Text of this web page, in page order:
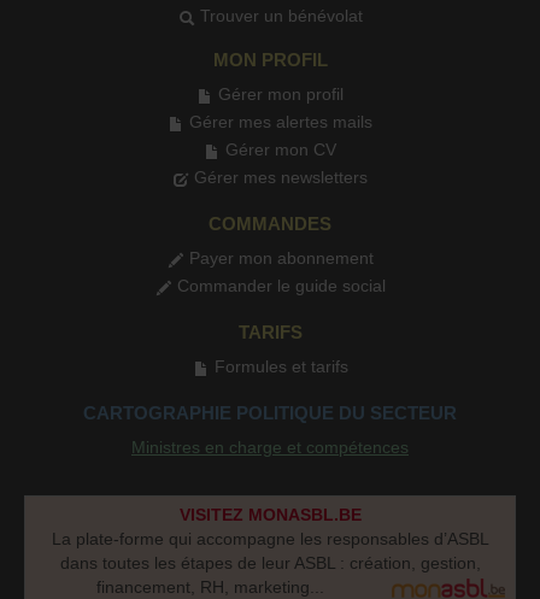
Trouver un bénévolat
MON PROFIL
Gérer mon profil
Gérer mes alertes mails
Gérer mon CV
Gérer mes newsletters
COMMANDES
Payer mon abonnement
Commander le guide social
TARIFS
Formules et tarifs
CARTOGRAPHIE POLITIQUE DU SECTEUR
Ministres en charge et compétences
VISITEZ MONASBL.BE
La plate-forme qui accompagne les responsables d’ASBL
dans toutes les étapes de leur ASBL : création, gestion,
financement, RH, marketing...